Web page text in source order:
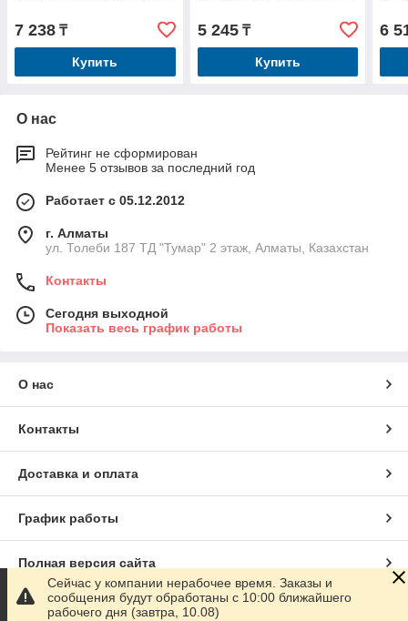
7 238 ₸
Купить
5 245₸
Купить
6
О нас
Рейтинг не сформирован
Менее 5 отзывов за последний год
Работает с 05.12.2012
г. Алматы
ул. Толеби 187 ТД "Тумар" 2 этаж, Алматы, Казахстан
Контакты
Сегодня выходной
Показать весь график работы
О нас
Контакты
Доставка и оплата
График работы
Полная версия сайта
Сайт создан на маркетплейсеSatu.kz
Сейчас у компании нерабочее время. Заказы и
сообщения будут обработаны с 10:00 ближайшего
рабочего дня (завтра, 10.08)